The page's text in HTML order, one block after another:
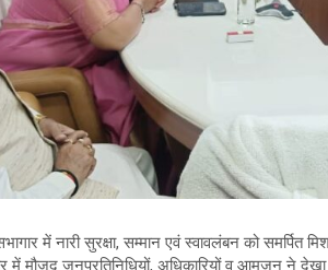
में नारी सुरक्षा, सम्मान एवं स्वावलंबन को
में मौजूद जनप्रतिनिधियों, अधिकारियों व आमजन ने